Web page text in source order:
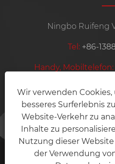
Ningbo Ruifeng
Tel: +86-
Handy, Mobiltelefon:
Email:
Adresse:Lishan, Ditang
Ningbo
Copyright © 2025 Ningbo
Wir verwenden
besseres Surferlebnis
Website-Verkehr zu
Inhalte zu
Nutzung dieser
der Verwendung